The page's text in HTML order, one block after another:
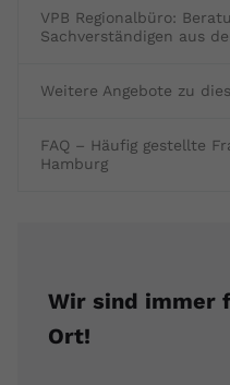
VPB Regionalbüro:
Sachverständigen aus
Weitere Angebote zu
FAQ – Häufig gestellte
Hamburg
Wir sind immer
Ort!